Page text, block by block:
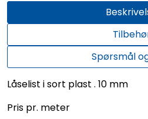
Spørsmål
Låselist i sort plast . 10 mm
Pris pr. meter